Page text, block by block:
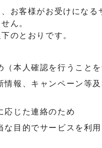
お客様がお受けにな
ん。
のとおりです。
本人確認を行うことを
報、キャンペーン等
応じた連絡のため
目的でサービスを利